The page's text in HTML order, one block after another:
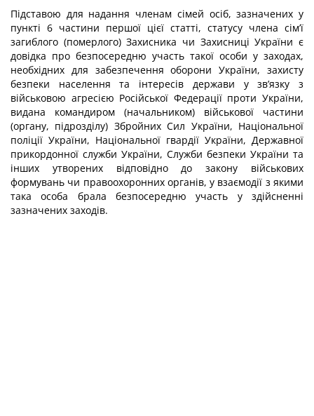
Підставою для надання членам сімей осіб, зазначених у
пункті 6 частини першої цієї статті, статусу члена сім’ї
загиблого (померлого) Захисника чи Захисниці України є
довідка про безпосередню участь такої особи у заходах,
необхідних для забезпечення оборони України, захисту
безпеки населення та інтересів держави у зв’язку з
військовою агресією Російської Федерації проти України,
видана командиром (начальником) військової частини
(органу, підрозділу) Збройних Сил України, Національної
поліції України, Національної гвардії України, Державної
прикордонної служби України, Служби безпеки України та
інших утворених відповідно до закону військових
формувань чи правоохоронних органів, у взаємодії з якими
така особа брала безпосередню участь у здійсненні
зазначених заходів.